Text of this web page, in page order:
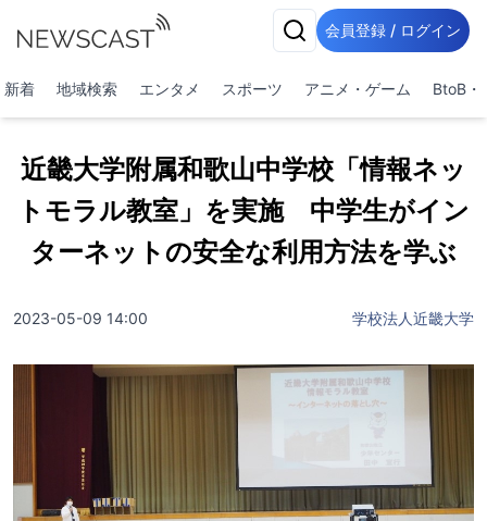
会員登録 / ログイン
新着 地域検索 エンタメ スポーツ アニメ・ゲーム BtoB・
近畿大学附属和歌山中学校「情報ネッ
トモラル教室」を実施 中学生がイン
ターネットの安全な利用方法を学ぶ
2023-05-09 14:00 学校法人近畿大学